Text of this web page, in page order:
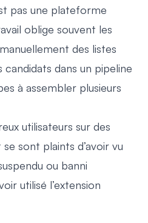
pas une plateforme
oblige souvent les
des listes
dans un pipeline
à assembler plusieurs
utilisateurs sur des
sont plaints d’avoir vu
ou banni
utilisé l’extension